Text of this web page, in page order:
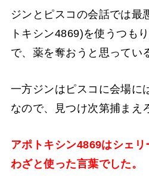
ジンとピスコの会話では最
トキシン4869)を使うつも
で、薬を奪おうと思ってい
一方ジンはピスコに会場に
なので、見つけ次第捕まえ
アポトキシン4869はシェ
わざと使った言葉でした。